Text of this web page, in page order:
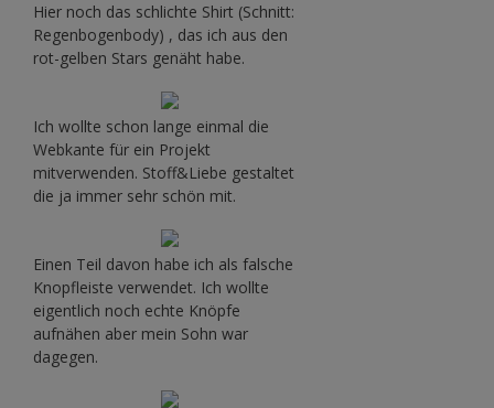
Hier noch das schlichte Shirt (Schnitt:
Regenbogenbody) , das ich aus den
rot-gelben Stars genäht habe.
Ich wollte schon lange einmal die
Webkante für ein Projekt
mitverwenden. Stoff&Liebe gestaltet
die ja immer sehr schön mit.
Einen Teil davon habe ich als falsche
Knopfleiste verwendet. Ich wollte
eigentlich noch echte Knöpfe
aufnähen aber mein Sohn war
dagegen.